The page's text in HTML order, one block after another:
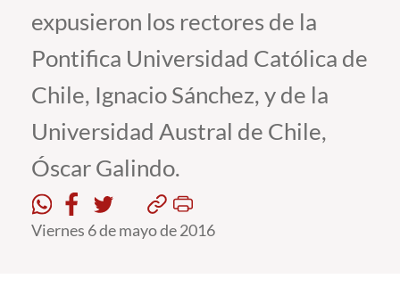
Estudiantes
Académicos
Funcionarios
Alumni
English
expusieron los rectores de la
Pontifica Universidad Católica de
Chile, Ignacio Sánchez, y de la
Universidad Austral de Chile,
Óscar Galindo.
Viernes 6 de mayo de 2016